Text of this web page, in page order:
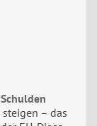
– das